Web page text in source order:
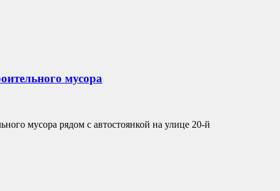
мусора
мусора рядом с автостоянкой на улице 20-й